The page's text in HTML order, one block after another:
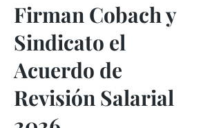
Firman Cobach y
Sindicato el
Acuerdo de
Revisión Salarial